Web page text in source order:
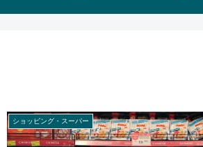
ショッピング・スーパー